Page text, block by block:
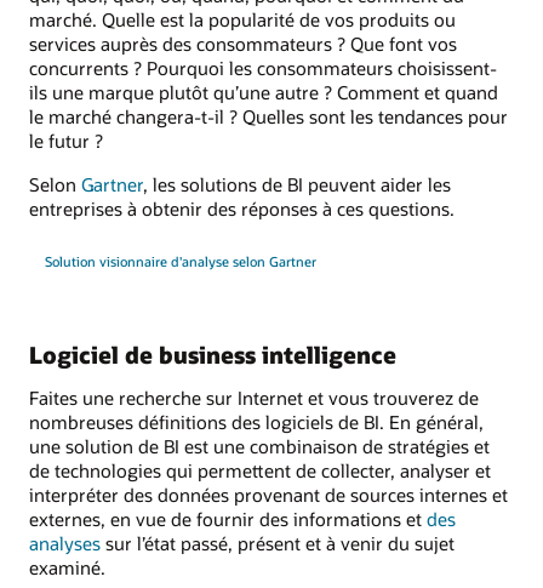
marché. Quelle est la popularité de vos produits ou
services auprès des consommateurs ? Que font vos
concurrents ? Pourquoi les consommateurs choisissent-
ils une marque plutôt qu’une autre ? Comment et quand
le marché changera-t-il ? Quelles sont les tendances pour
le futur ?
Selon Gartner, les solutions de BI peuvent aider les
entreprises à obtenir des réponses à ces questions.
Solution visionnaire d'analyse selon Gartner
Logiciel de business intelligence
Faites une recherche sur Internet et vous trouverez de
nombreuses définitions des logiciels de BI. En général,
une solution de BI est une combinaison de stratégies et
de technologies qui permettent de collecter, analyser et
interpréter des données provenant de sources internes et
externes, en vue de fournir des informations et des
analyses sur l’état passé, présent et à venir du sujet
examiné.